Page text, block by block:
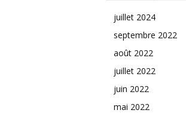
juillet 2024
septembre 2022
août 2022
juillet 2022
juin 2022
mai 2022